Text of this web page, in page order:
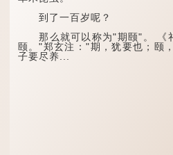
到了一百岁呢？
那么就可以称为"期颐"。 《
颐。"郑玄注："期，犹要也；颐
子要尽养...